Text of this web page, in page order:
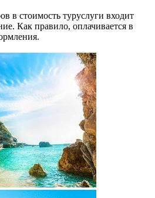
в стоимость туруслуги входит
Как правило, оплачивается в